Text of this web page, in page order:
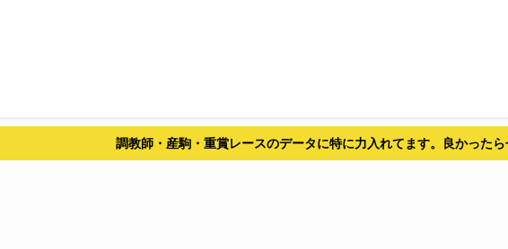
調教師・産駒・重賞レースのデータに特に力入れてます。良かったら